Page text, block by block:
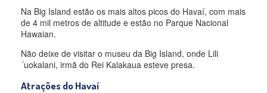
Na Big Island estão os mais altos picos do Havaí, com mais
de 4 mil metros de altitude e estão no Parque Nacional
Hawaian.
Não deixe de visitar o museu da Big Island, onde Lili
´uokalani, irmã do Rei Kalakaua esteve presa.
Atrações do Havaí